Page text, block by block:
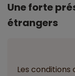
Une forte
étrangers
Les conditions